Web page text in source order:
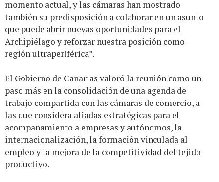
momento actual, y las cámaras han mostrado
también su predisposición a colaborar en un asunto
que puede abrir nuevas oportunidades para el
Archipiélago y reforzar nuestra posición como
región ultraperiférica”.
El Gobierno de Canarias valoró la reunión como un
paso más en la consolidación de una agenda de
trabajo compartida con las cámaras de comercio, a
las que considera aliadas estratégicas para el
acompañamiento a empresas y autónomos, la
internacionalización, la formación vinculada al
empleo y la mejora de la competitividad del tejido
productivo.